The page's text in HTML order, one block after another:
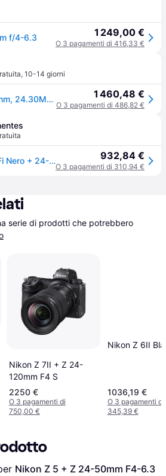
f/4-6.3 1 249,00 €
O 3 pagamenti di 416,33 €
, 10-14 giorni
Nikon Z5 Kit (24 - 50 mm, 24.30Mpx, Full frame / FX), Fotocamera, Nero 1 460,48 €
O 3 pagamenti di 486,82 €
Nikon Z 5 24,3 MP WiFi Nero + 24-50 mm F4-6.3 932,84 €
O 3 pagamenti di 310,94 €
serie di prodotti che potrebbero
Nikon Z 7II + Z 24-
120mm F4 S
2250 €
O 3 pagamenti di
750,00 €
Nikon Z 6II
1036,19 €
O 3 pagamenti di
345,39 €
Nikon Z 5 + Z 24-50mm F4-6.3